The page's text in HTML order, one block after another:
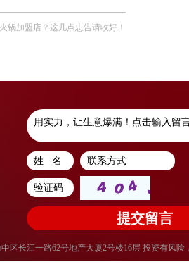
锅加盟店？这几点忠告请收好！
区长江一路62号地产大厦2号楼16层 投资有风险